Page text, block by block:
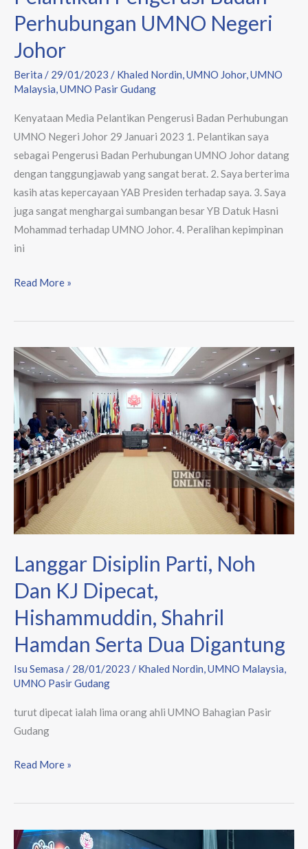
Perhubungan UMNO Negeri
Johor
Berita / 29/01/2023 / Khaled Nordin,UMNO Johor,UMNO
Malaysia,UMNO Pasir Gudang
Kenyataan Media Pelantikan Pengerusi Badan Perhubungan
UMNO Negeri Johor 29 Januari 2023 1. Pelantikan saya
sebagai Pengerusi Badan Perhubungan UMNO Johor datang
dengan tanggungjawab yang sangat berat. 2. Saya berterima
kasih atas kepercayaan YAB Presiden terhadap saya. 3. Saya
juga sangat menghargai sumbangan besar YB Datuk Hasni
Mohammad terhadap UMNO Johor. 4. Peralihan kepimpinan
ini
Read More »
Langgar Disiplin Parti, Noh
Dan KJ Dipecat,
Hishammuddin, Shahril
Hamdan Serta Dua Digantung
Isu Semasa / 28/01/2023 / Khaled Nordin,UMNO Malaysia,
UMNO Pasir Gudang
turut dipecat ialah lima orang ahli UMNO Bahagian Pasir
Gudang
Langgar
Disiplin
Parti,
Noh
Dan
KJ
Dipecat,
Hishammuddin,
Shahril
Hamdan
Dua
Digantung
Read More »
Teks